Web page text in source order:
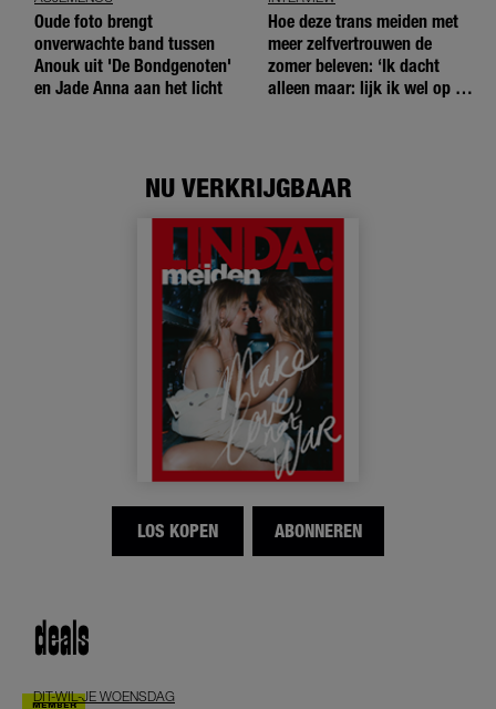
Oude foto brengt
onverwachte band tussen
Anouk uit 'De Bondgenoten'
en Jade Anna aan het licht
Hoe deze trans meiden met
meer zelfvertrouwen de
zomer beleven: ‘Ik dacht
alleen maar: lijk ik wel op de
NU VERKRIJGBAAR
LOS KOPEN ABONNEREN
deals
DIT-WIL-JE WOENSDAG